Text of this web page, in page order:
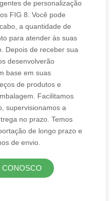
de personalização
FIG 8. Você pode
a quantidade de
para atender às suas
Depois de receber sua
desenvolverão
base em suas
de produtos e
Facilitamos
supervisionamos a
no prazo. Temos
de longo prazo e
de envio.
CONOSCO